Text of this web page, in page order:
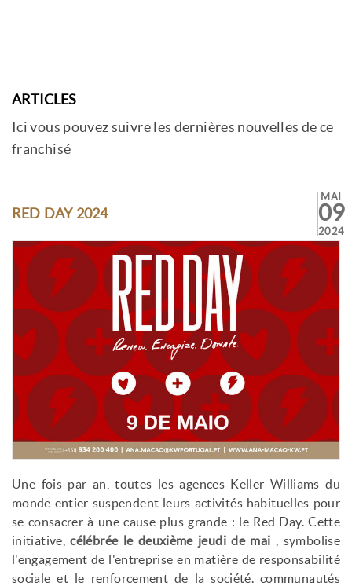
ARTICLES
Ici vous pouvez suivre les dernières nouvelles de ce
franchisé
RED DAY 2024
MAI
09
2024
Une fois par an, toutes les agences Keller Williams du
monde entier suspendent leurs activités habituelles pour
se consacrer à une cause plus grande : le Red Day. Cette
initiative,célébrée le deuxième jeudi de mai , symbolise
l'engagement de l'entreprise en matière de responsabilité
sociale et le renforcement de la société. communautés